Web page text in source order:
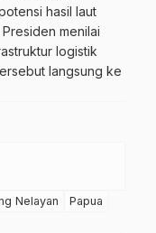
hasil laut
menilai
logistik
langsung ke
Nelayan
Papua